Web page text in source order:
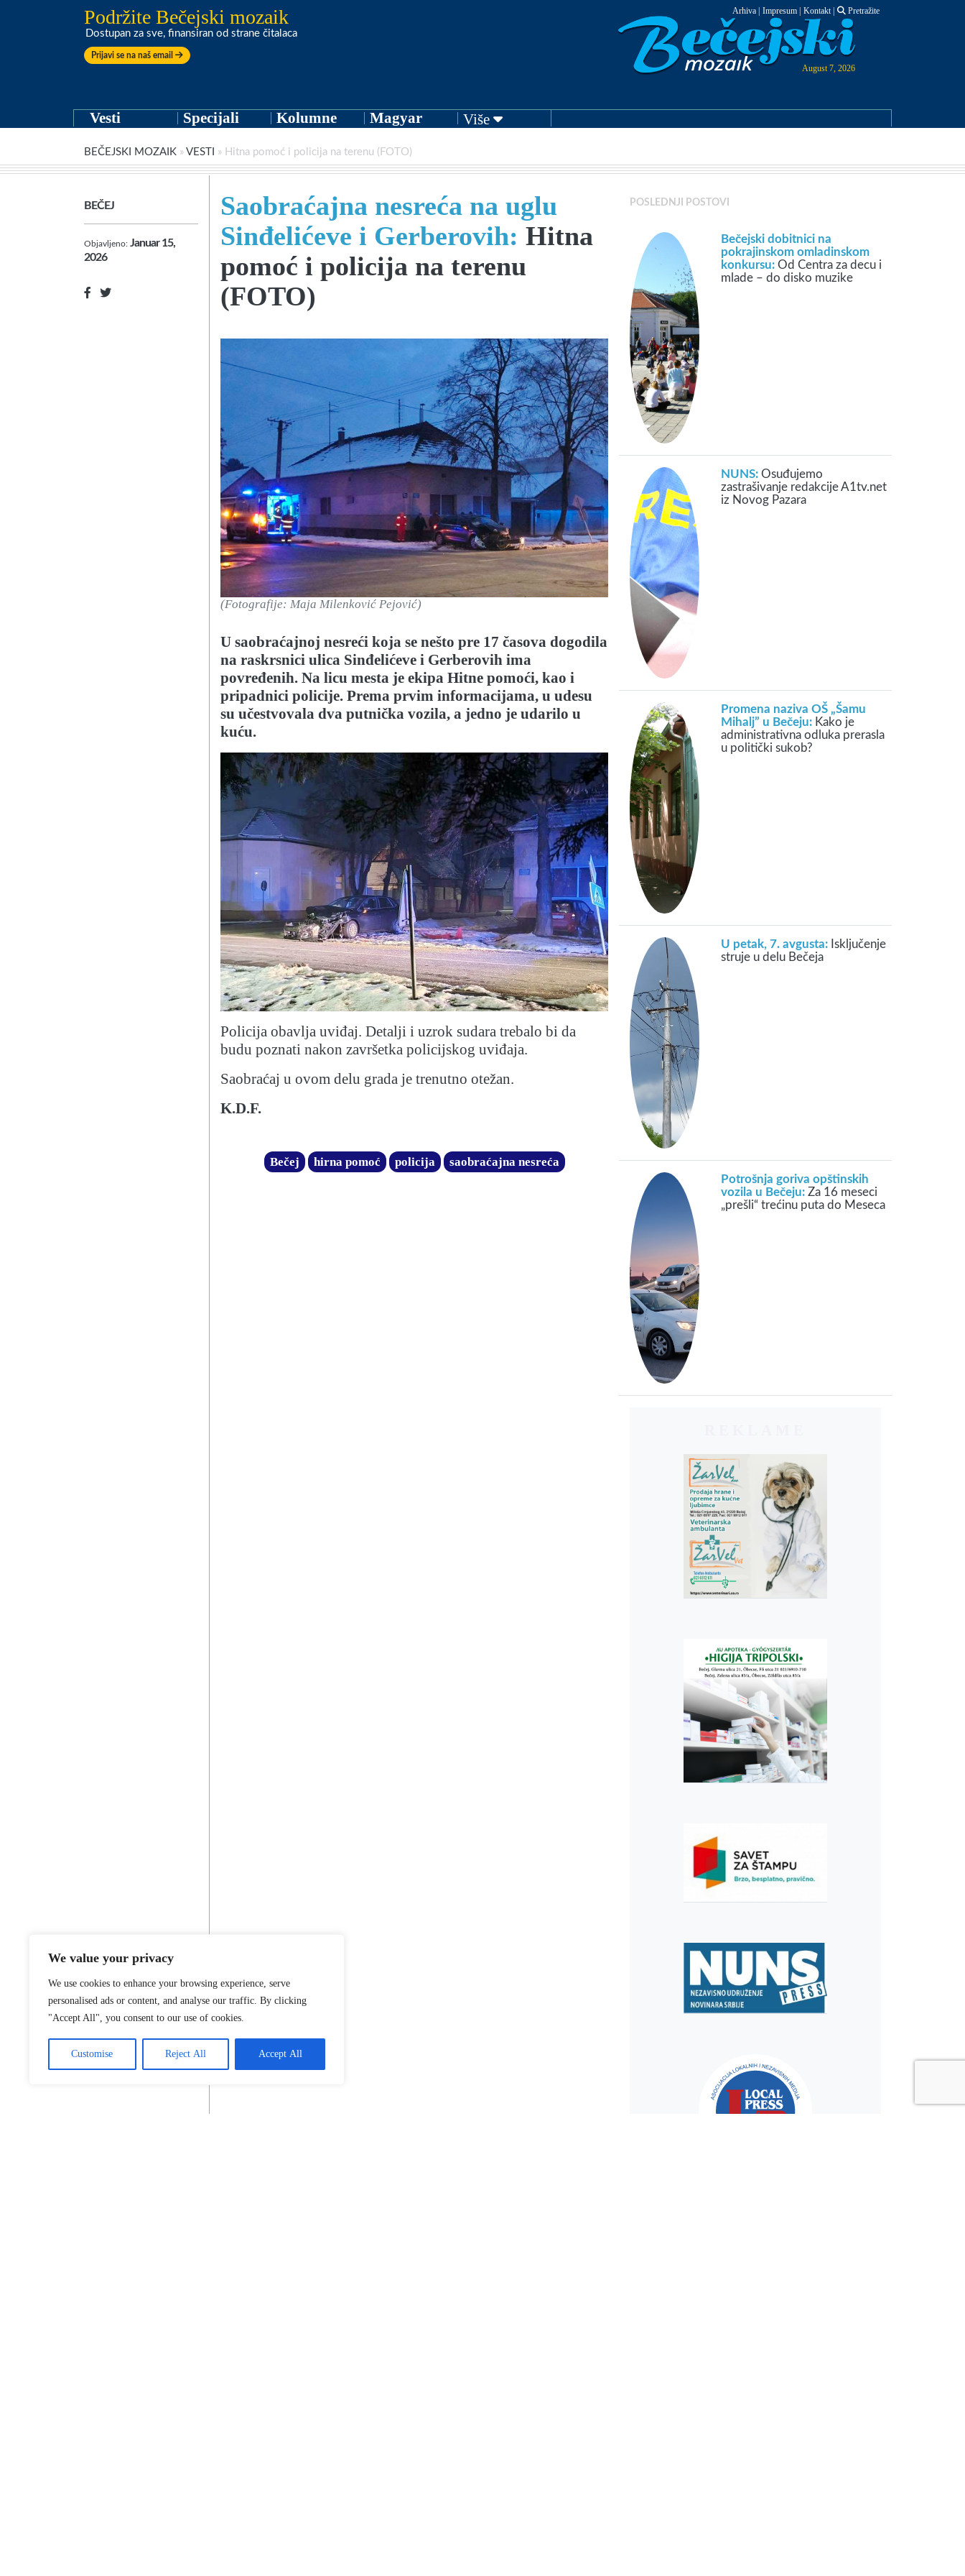
We value your privacy
We use cookies to enhance your browsing experience, serve
personalised ads or content, and analyse our traffic. By clicking
"Accept All", you consent to our use of cookies.
Customise Reject All Accept All
Podržite Bečejski mozaik
Dostupan za sve, finansiran od strane čitalaca
Prijavi se na naš email
Arhiva Impresum Kontakt| Pretražite
August 7, 2026
Vesti Specijali Kolumne Magyar Više
BEČEJSKI MOZAIK » VESTI » Hitna pomoć i policija na terenu (FOTO)
BEČEJ
Objavljeno: Januar 15,
2026
Saobraćajna nesreća na uglu
Sinđelićeve i Gerberovih: Hitna
pomoć i policija na terenu
(FOTO)
(Fotografije: Maja Milenković Pejović)
U saobraćajnoj nesreći koja se nešto pre 17 časova dogodila
na raskrsnici ulica Sinđelićeve i Gerberovih ima
povređenih. Na licu mesta je ekipa Hitne pomoći, kao i
pripadnici policije. Prema prvim informacijama, u udesu
su učestvovala dva putnička vozila, a jedno je udarilo u
kuću.
Policija obavlja uviđaj. Detalji i uzrok sudara trebalo bi da
budu poznati nakon završetka policijskog uviđaja.
Saobraćaj u ovom delu grada je trenutno otežan.
K.D.F.
Bečej hirna pomoć policija saobraćajna nesreća
POSLEDNJI POSTOVI
Bečejski dobitnici na
pokrajinskom omladinskom
konkursu: Od Centra za decu i
mlade – do disko muzike
NUNS: Osuđujemo
zastrašivanje redakcije A1tv.net
iz Novog Pazara
Promena naziva OŠ „Šamu
Mihalj” u Bečeju: Kako je
administrativna odluka prerasla
u politički sukob?
U petak, 7. avgusta: Isključenje
struje u delu Bečeja
Potrošnja goriva opštinskih
vozila u Bečeju: Za 16 meseci
„prešli“ trećinu puta do Meseca